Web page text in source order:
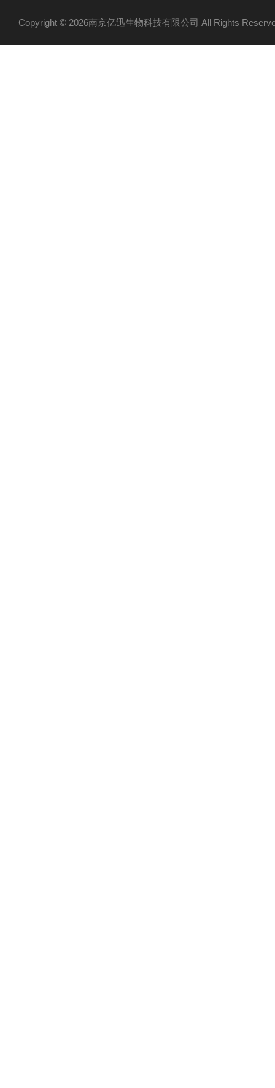
Copyright © 2026南京亿迅生物科技有限公司 All Rights